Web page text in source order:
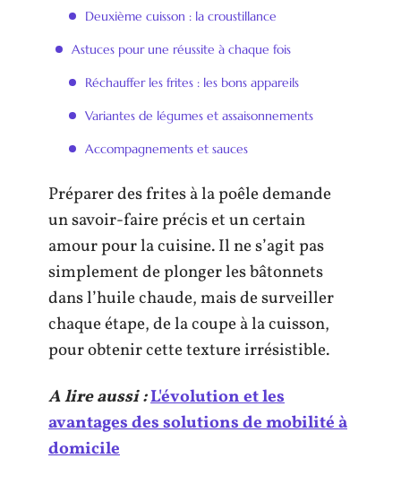
Deuxième cuisson : la croustillance
Astuces pour une réussite à chaque fois
Réchauffer les frites : les bons appareils
Variantes de légumes et assaisonnements
Accompagnements et sauces
Préparer des frites à la poêle demande
un savoir-faire précis et un certain
amour pour la cuisine. Il ne s’agit pas
simplement de plonger les bâtonnets
dans l’huile chaude, mais de surveiller
chaque étape, de la coupe à la cuisson,
pour obtenir cette texture irrésistible.
A lire aussi :L'évolution et les
avantages des solutions de mobilité à
domicile